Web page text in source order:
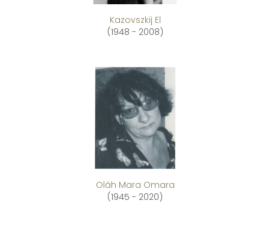
Kazovszkij El
(1948 - 2008)
Oláh Mara Omara
(1945 - 2020)